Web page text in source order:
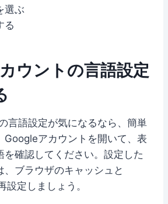
選ぶ
る
ウントの言語設定
言語設定が気になるなら、簡単
Googleアカウントを開いて、表
を確認してください。設定した
、ブラウザのキャッシュと
設定しましょう。